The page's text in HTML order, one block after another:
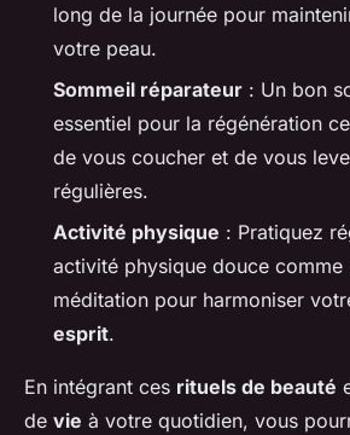
long de la journée pour
votre peau.
Sommeil réparateur : Un bon
essentiel pour la régénération
de vous coucher et de vous
régulières.
Activité physique : Pratiquez
activité physique douce comme
méditation pour harmoniser
esprit.
En intégrant ces rituels de beauté
de vie à votre quotidien, vous